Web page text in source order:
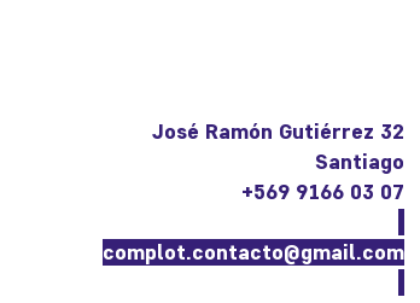
José Ramón Gutiérrez 32
Santiago
+569 9166 03 07
complot.contacto@gmail.com